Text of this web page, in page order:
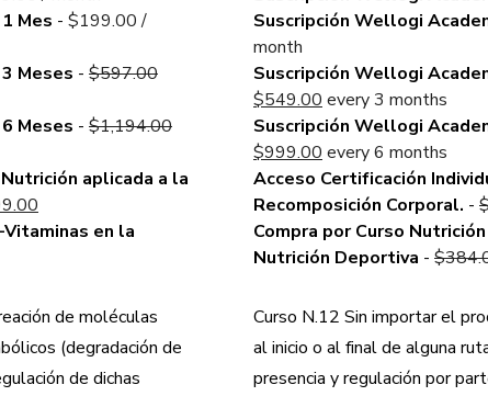
is:
Mes - $199.00 /
Meses - $597.00Original
was:
Meses - $1,194.00Original
was:
$1,194.00.
aplicada a la
price
en la
de moléculas
(degradación de
de dichas
Suscripción Wellogi
month
Suscripción Wellogi
$549.00 Current
price
is:
$549.00.
every 3 months
Suscripción Wellogi
$999.00 Current
price
is:
$999.00.
every 6 months
Acceso Certificación
Recomposición Corporal. -
Compra por Curso
Nutrición Deportiva - $
Curso N.12 Sin importar el
al inicio o al final de alguna
presencia y regulación por